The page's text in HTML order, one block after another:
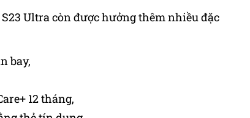
Ultra còn được hưởng thêm nhiều đặc
bay,
12 tháng,